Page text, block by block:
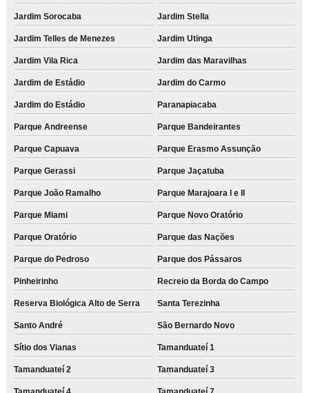
Jardim Sorocaba Jardim Stella
Jardim Telles de Menezes Jardim Utinga
Jardim Vila Rica Jardim das Maravilhas
Jardim de Estádio Jardim do Carmo
Jardim do Estádio Paranapiacaba
Parque Andreense Parque Bandeirantes
Parque Capuava Parque Erasmo Assunção
Parque Gerassi Parque Jaçatuba
Parque João Ramalho Parque Marajoara I e II
Parque Miami Parque Novo Oratório
Parque Oratório Parque das Nações
Parque do Pedroso Parque dos Pássaros
Pinheirinho Recreio da Borda do Campo
Reserva Biológica Alto de Serra Santa Terezinha
Santo André São Bernardo Novo
Sítio dos Vianas Tamanduateí 1
Tamanduateí 2 Tamanduateí 3